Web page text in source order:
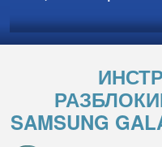
SAMSUNG